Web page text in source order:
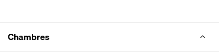
Chambres